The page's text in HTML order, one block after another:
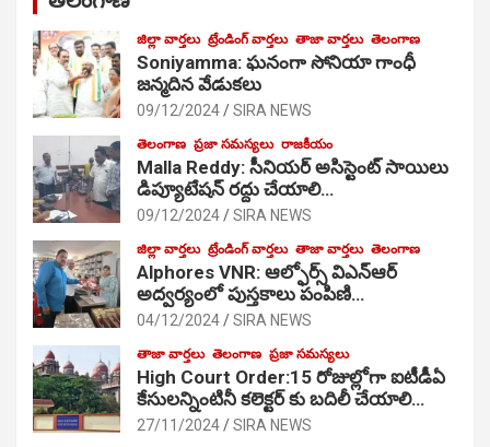
జిల్లా వార్తలు ట్రేండింగ్ వార్తలు తాజా వార్తలు తెలంగాణ
Soniyamma: ఘ‌నంగా సోనియా గాంధీ
జ‌న్మ‌దిన వేడుక‌లు
09/12/2024 SIRA NEWS
తెలంగాణ ప్రజా సమస్యలు రాజకీయం
Malla Reddy: సీనియర్ అసిస్టెంట్ సాయిలు
డిప్యూటేషన్ రద్దు చేయాలి…
09/12/2024 SIRA NEWS
జిల్లా వార్తలు ట్రేండింగ్ వార్తలు తాజా వార్తలు తెలంగాణ
Alphores VNR: ఆల్ఫోర్స్ విఎన్ఆర్
అద్వర్యంలో పుస్తకాలు పంపిణి…
04/12/2024 SIRA NEWS
తాజా వార్తలు తెలంగాణ ప్రజా సమస్యలు
High Court Order:15 రోజుల్లోగా ఐటీడీఏ
కేసులన్నింటినీ కలెక్టర్ కు బదిలీ చేయాలి…
27/11/2024 SIRA NEWS